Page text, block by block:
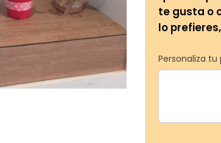
te gusta o
lo
Personaliza tu